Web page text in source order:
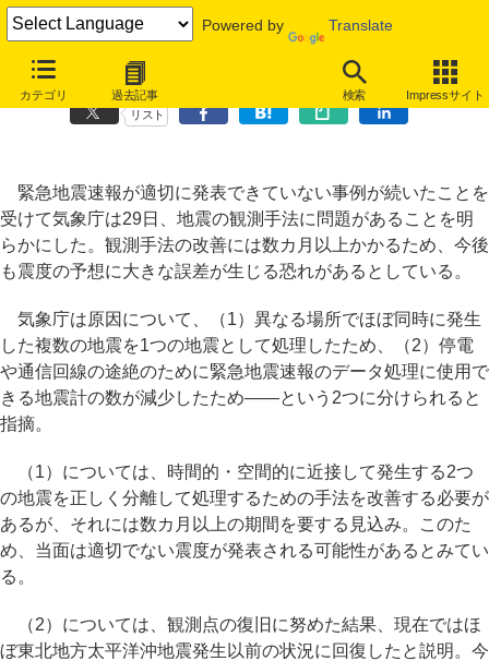
Powered by Translate
カテゴリ 過去記事 検索 Impressサイト
気象庁が緊急地震速報の誤発表の原因を分析、今後も続く可能性
リスト
緊急地震速報が適切に発表できていない事例が続いたことを
受けて気象庁は29日、地震の観測手法に問題があることを明
らかにした。観測手法の改善には数カ月以上かかるため、今後
も震度の予想に大きな誤差が生じる恐れがあるとしている。
気象庁は原因について、（1）異なる場所でほぼ同時に発生
した複数の地震を1つの地震として処理したため、（2）停電
や通信回線の途絶のために緊急地震速報のデータ処理に使用で
きる地震計の数が減少したため――という2つに分けられると
指摘。
（1）については、時間的・空間的に近接して発生する2つ
の地震を正しく分離して処理するための手法を改善する必要が
あるが、それには数カ月以上の期間を要する見込み。このた
め、当面は適切でない震度が発表される可能性があるとみてい
る。
（2）については、観測点の復旧に努めた結果、現在ではほ
ぼ東北地方太平洋沖地震発生以前の状況に回復したと説明。今